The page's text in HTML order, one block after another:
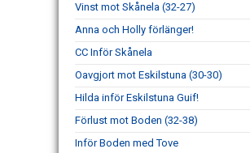
Vinst mot Skånela (32-27)
Anna och Holly förlänger!
CC Inför Skånela
Oavgjort mot Eskilstuna (30-30)
Hilda inför Eskilstuna Guif!
Förlust mot Boden (32-38)
Inför Boden med Tove